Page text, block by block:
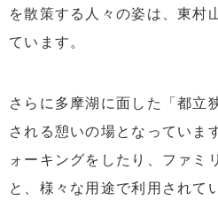
を散策する人々の姿は、東村
ています。
さらに多摩湖に面した「都立
される憩いの場となっていま
ォーキングをしたり、ファミ
と、様々な用途で利用されて